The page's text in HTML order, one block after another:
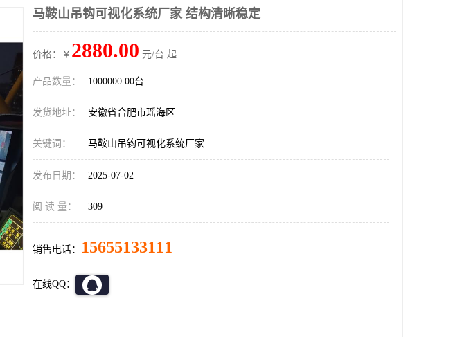
马鞍山吊钩可视化系统厂家 结构清晰稳定
价格：￥ 2880.00 元/台 起
产品数量： 1000000.00台
发货地址： 安徽省合肥市瑶海区
关键词： 马鞍山吊钩可视化系统厂家
发布日期： 2025-07-02
阅 读 量： 309
销售电话： 15655133111
在线QQ：